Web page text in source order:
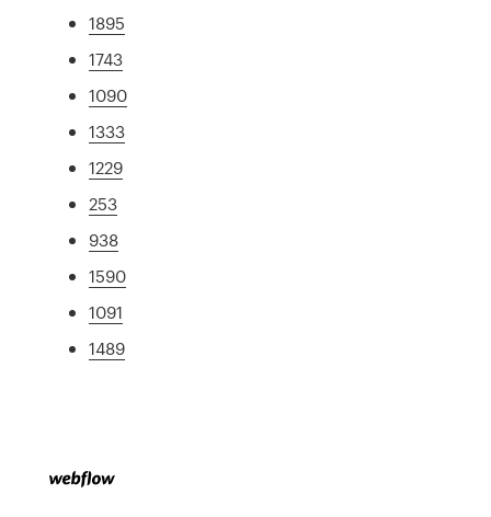
1895
1743
1090
1333
1229
253
938
1590
1091
1489